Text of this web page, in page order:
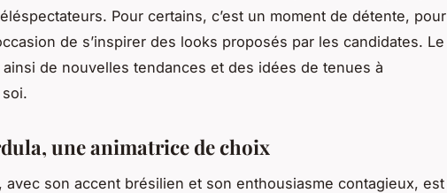
Pour certains, c’est un moment de détente, pour
de s’inspirer des looks proposés par les candidates. Le
de nouvelles tendances et des idées de tenues à
une animatrice de choix
avec son accent brésilien et son enthousiasme contagieux, est